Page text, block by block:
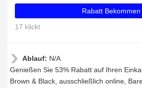
Rabatt Bekommen
17 klickt
Ablauf: N/A
Genießen Sie 53% Rabatt auf Ihren
Brown & Black, ausschließlich online,